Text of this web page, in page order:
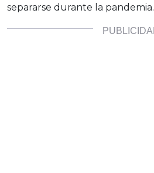
separarse durante la pandemia.